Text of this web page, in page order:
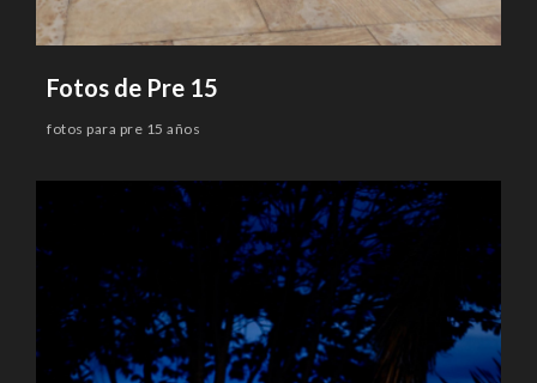
Fotos de Pre 15
fotos para pre 15 años